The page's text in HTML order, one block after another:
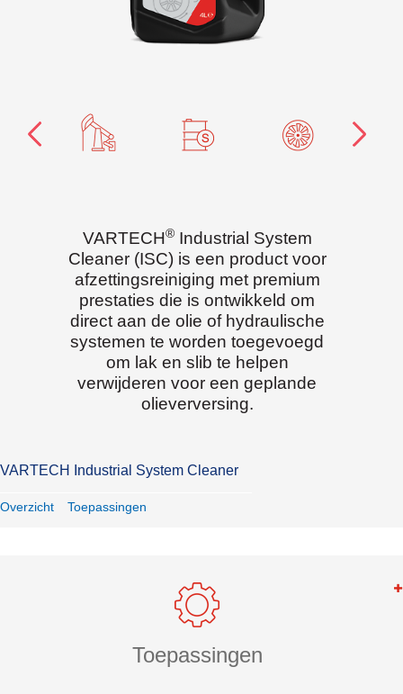
VARTECH®Industrial System
Cleaner (ISC) is een product voor
afzettingsreiniging met premium
prestaties die is ontwikkeld om
direct aan de olie of hydraulische
systemen te worden toegevoegd
om lak en slib te helpen
verwijderen voor een geplande
olieverversing.
VARTECH Industrial System Cleaner
Overzicht Toepassingen
Toepassingen